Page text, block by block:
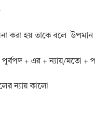
করা হয় তাকে বলে উপমান
+ এর + ন্যায়/মতো +
ন্যায় কালো